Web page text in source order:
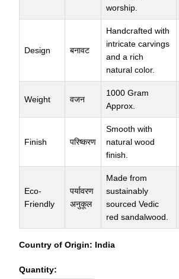
worship.
Design बनावट
Handcrafted with
intricate carvings
and a rich
natural color.
Weight वजन
1000 Gram
Approx.
Finish परिष्करण
Smooth with
natural wood
finish.
Eco-
Friendly
पर्यावरण
अनुकूल
Made from
sustainably
sourced Vedic
red sandalwood.
Country of Origin: India
Quantity: